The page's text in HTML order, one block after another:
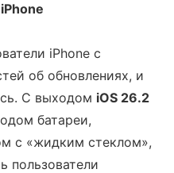
iPhone с
об обновлениях, и
С выходом iOS 26.2
батареи,
с «жидким стеклом»,
пользователи